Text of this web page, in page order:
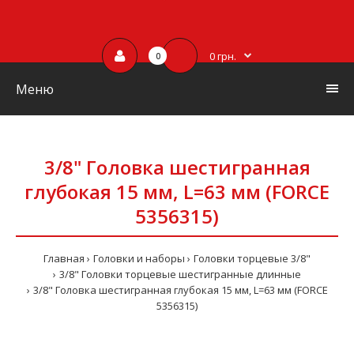
0 0 грн.
Меню
3/8" Головка шестигранная
глубокая 15 мм, L=63 мм (FORCE
5356315)
Главная Головки и наборы
Головки торцевые 3/8"
3/8" Головки торцевые шестигранные длинные
3/8" Головка шестигранная глубокая 15 мм, L=63 мм (FORCE
5356315)